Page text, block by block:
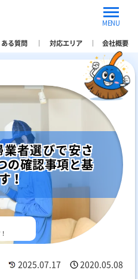
MENU
る質問 対応エリア 会社概要
者選びで安さ
の確認事項と基
！
2025.07.17 2020.05.08